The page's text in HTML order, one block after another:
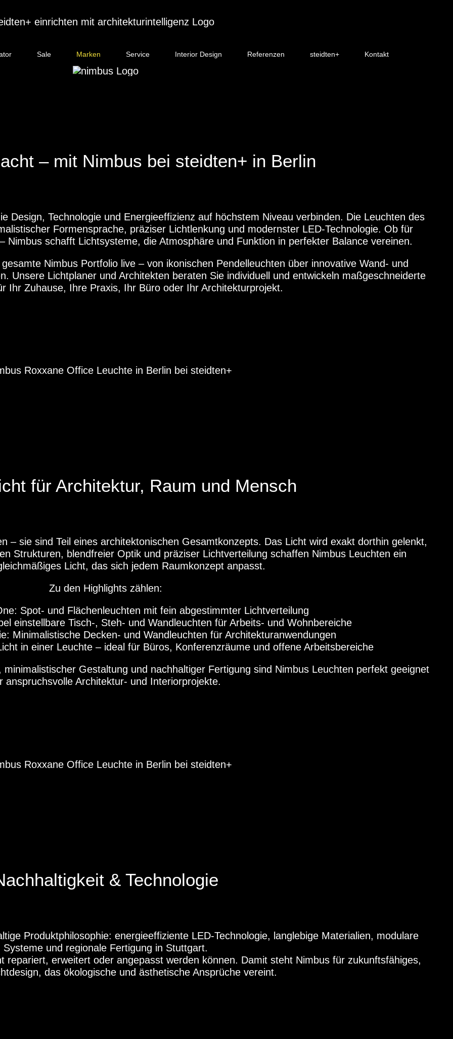
Sale Marken Service Interior Design Referenzen steidten+ Kontakt
– mit Nimbus bei steidten+ in Berlin
Design, Technologie und Energieeffizienz auf höchstem Niveau verbinden. Die Leuchten des
Formensprache, präziser Lichtlenkung und modernster LED-Technologie. Ob für
Nimbus schafft Lichtsysteme, die Atmosphäre und Funktion in perfekter Balance vereinen.
Nimbus Portfolio live – von ikonischen Pendelleuchten über innovative Wand- und
Unsere Lichtplaner und Architekten beraten Sie individuell und entwickeln maßgeschneiderte
Ihr Zuhause, Ihre Praxis, Ihr Büro oder Ihr Architekturprojekt.
für Architektur, Raum und Mensch
– sie sind Teil eines architektonischen Gesamtkonzepts. Das Licht wird exakt dorthin gelenkt,
Strukturen, blendfreier Optik und präziser Lichtverteilung schaffen Nimbus Leuchten ein
Licht, das sich jedem Raumkonzept anpasst.
Zu den Highlights zählen:
Spot- und Flächenleuchten mit fein abgestimmter Lichtverteilung
einstellbare Tisch-, Steh- und Wandleuchten für Arbeits- und Wohnbereiche
Minimalistische Decken- und Wandleuchten für Architekturanwendungen
in einer Leuchte – ideal für Büros, Konferenzräume und offene Arbeitsbereiche
Gestaltung und nachhaltiger Fertigung sind Nimbus Leuchten perfekt geeignet
anspruchsvolle Architektur- und Interiorprojekte.
& Technologie
Produktphilosophie: energieeffiziente LED-Technologie, langlebige Materialien, modulare
Systeme und regionale Fertigung in Stuttgart.
repariert, erweitert oder angepasst werden können. Damit steht Nimbus für zukunftsfähiges,
das ökologische und ästhetische Ansprüche vereint.